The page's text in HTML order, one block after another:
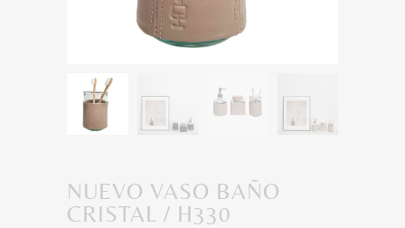
NUEVO VASO BAÑO
CRISTAL / H330